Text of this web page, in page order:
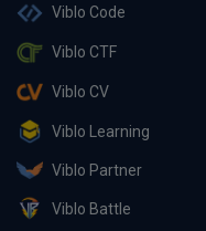
Viblo Code
Viblo CTF
Viblo CV
Viblo Learning
Viblo Partner
Viblo Battle